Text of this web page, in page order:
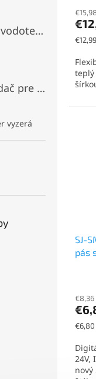
TTAF Káblová spojka vodotesná IP68, "I" Priama, 3 pinová, 20A, 2,5mm², M20
hviezdičiek.
B4-B - Panelový ovládač pre RGB+CCT LED, Čierny, Batériový 2xAAA (3V), Magnetický, RF 2,4GHz, 4 zóny
hviezdičiek.
vyzerá
teplý
SJ-
pás
€8,36
€6,80
24V,